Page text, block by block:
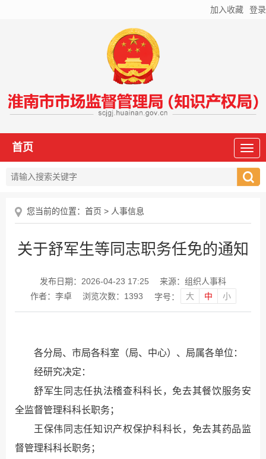
加入收藏 登录
首页
您当前的位置： 首页 > 人事信息
关于舒军生等同志职务任免的通知
发布日期：2026-04-23 17:25
来源：组织人事科
作者：李卓
浏览次数： 1393 字号： 大 中 小
各分局、市局各科室（局、中心）、局属各单位：
经研究决定：
舒军生同志任执法稽查科科长，免去其餐饮服务安
全监督管理科科长职务；
王保伟同志任知识产权保护科科长，免去其药品监
督管理科科长职务；